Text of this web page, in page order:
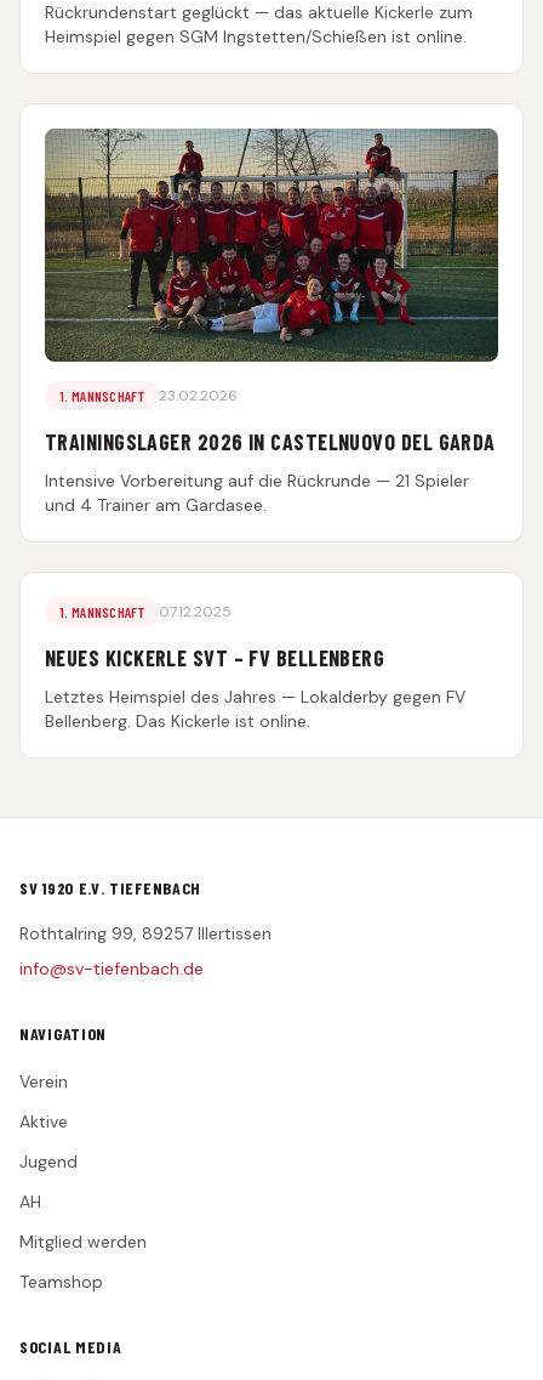
Rückrundenstart geglückt — das aktuelle Kickerle zum
Heimspiel gegen SGM Ingstetten/Schießen ist online.
1. MANNSCHAFT 23.02.2026
TRAININGSLAGER 2026 IN CASTELNUOVO DEL GARDA
Intensive Vorbereitung auf die Rückrunde — 21 Spieler
und 4 Trainer am Gardasee.
1. MANNSCHAFT 07.12.2025
NEUES KICKERLE SVT – FV BELLENBERG
Letztes Heimspiel des Jahres — Lokalderby gegen FV
Bellenberg. Das Kickerle ist online.
SV 1920 E.V. TIEFENBACH
Rothtalring 99, 89257 Illertissen
info@sv-tiefenbach.de
NAVIGATION
Verein
Aktive
Jugend
AH
Mitglied werden
Teamshop
SOCIAL MEDIA